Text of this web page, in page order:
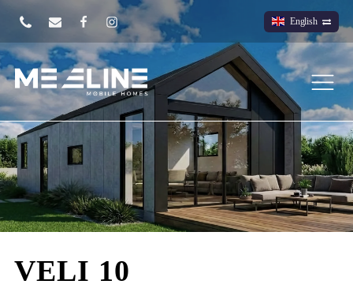
English
VELI 10